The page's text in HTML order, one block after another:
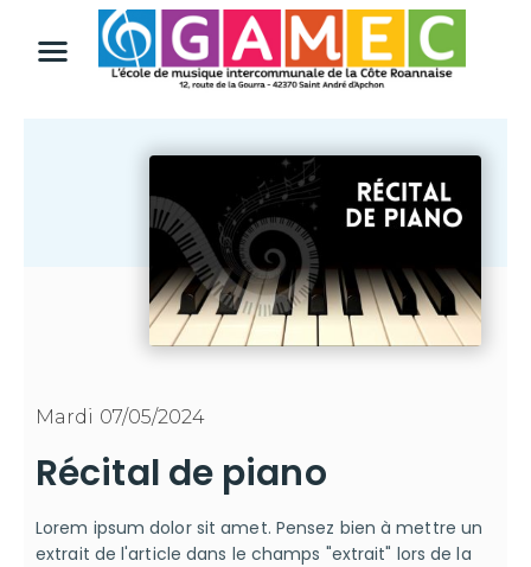
Mardi 07/05/2024
Récital de piano
Lorem ipsum dolor sit amet. Pensez bien à mettre un
extrait de l'article dans le champs "extrait" lors de la